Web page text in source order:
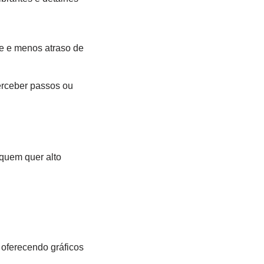
e menos atraso de
passos ou
quer alto
gráficos